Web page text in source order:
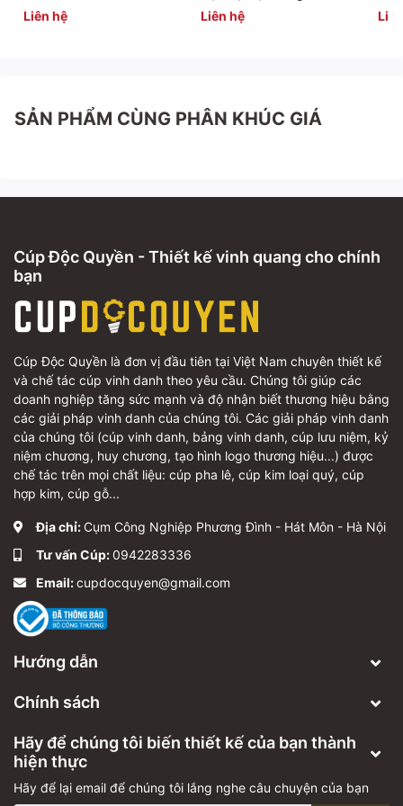
Liên hệ
Liên hệ
SẢN PHẨM CÙNG PHÂN KHÚC GIÁ
Cúp Độc Quyền - Thiết kế vinh quang cho chính
bạn
Cúp Độc Quyền là đơn vị đầu tiên tại Việt Nam chuyên thiết kế
và chế tác cúp vinh danh theo yêu cầu. Chúng tôi giúp các
doanh nghiệp tăng sức mạnh và độ nhận biết thương hiệu bằng
các giải pháp vinh danh của chúng tôi. Các giải pháp vinh danh
của chúng tôi (cúp vinh danh, bảng vinh danh, cúp lưu niệm, kỷ
niệm chương, huy chương, tạo hình logo thương hiệu...) được
chế tác trên mọi chất liệu: cúp pha lê, cúp kim loại quý, cúp
hợp kim, cúp gỗ...
Địa chỉ: Cụm Công Nghiệp Phương Đình - Hát Môn - Hà Nội
Tư vấn Cúp:0942283336
Email:cupdocquyen@gmail.com
Hướng dẫn
Chính sách
Hãy để chúng tôi biến thiết kế của bạn thành
hiện thực
Hãy để lại email để chúng tôi lắng nghe câu chuyện của bạn